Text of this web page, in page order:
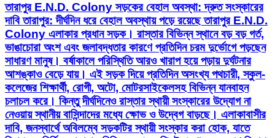
তারাপুর E.N.D. Colony সড়কের বেহাল অবস্থা: দ্রুত সংস্কারের
দাবি তারাপুর: দীর্ঘদিন ধরে বেহাল অবস্থায় পড়ে রয়েছে তারাপুর E.N.D.
Colony এলাকার প্রধান সড়ক। রাস্তার বিভিন্ন স্থানে বড় বড় গর্ত,
ভাঙাচোরা অংশ এবং জলাবদ্ধতার কারণে প্রতিদিন চরম দুর্ভোগে পড়ছেন
সাধারণ মানুষ। বর্ষাকালে পরিস্থিতি আরও খারাপ হয়ে পড়ায় দুর্ঘটনার
আশঙ্কাও বেড়ে যায়। এই সড়ক দিয়ে প্রতিদিন অসংখ্য পথচারী, স্কুল-
কলেজের শিক্ষার্থী, রোগী, অটো, মোটরসাইকেলসহ বিভিন্ন যানবাহন
চলাচল করে। কিন্তু দীর্ঘদিনেও রাস্তার স্থায়ী সংস্কারের উদ্যোগ না
নেওয়ায় স্থানীয় বাসিন্দাদের মধ্যে ক্ষোভ ও উদ্বেগ বাড়ছে। এলাকাবাসীর
দাবি, জনস্বার্থে অবিলম্বে সড়কটির স্থায়ী সংস্কার করা হোক, যাতে